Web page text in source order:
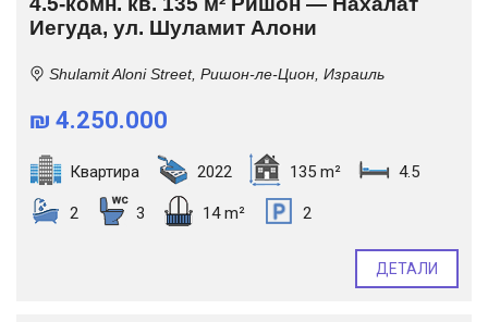
Иегуда, ул. Шуламит Алони
Shulamit Aloni Street, Ришон-ле-Цион, Израиль
₪ 4.250.000
Квартира 2022 135 m² 4.5
2 3 14 m² 2
ДЕТАЛИ